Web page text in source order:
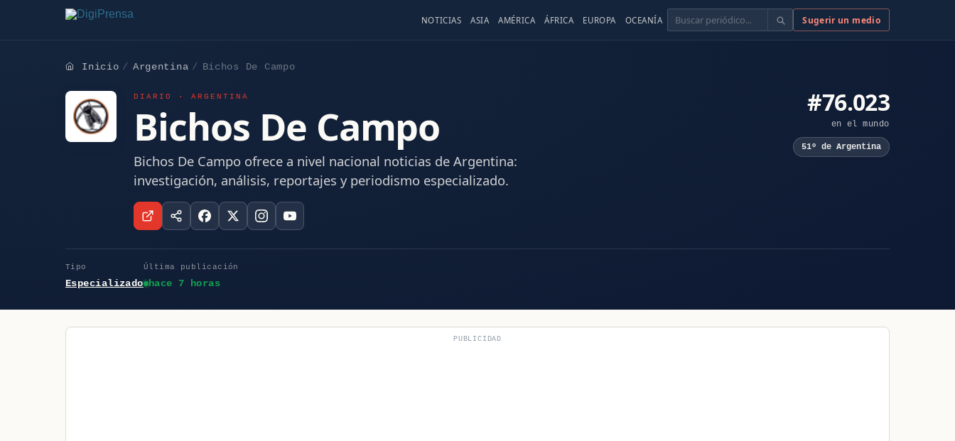
NOTICIAS ASIA AMÉRICA ÁFRICA EUROPA OCEANÍA Buscar Sugerir un medio
Inicio Argentina Bichos De Campo
DIARIO · ARGENTINA
Bichos De Campo
Bichos De Campo ofrece a nivel nacional noticias de Argentina:
investigación, análisis, reportajes y periodismo especializado.
#76.023
en el mundo
51º de Argentina
Tipo
Especializado
Última publicación
hace 7 horas
PUBLICIDAD